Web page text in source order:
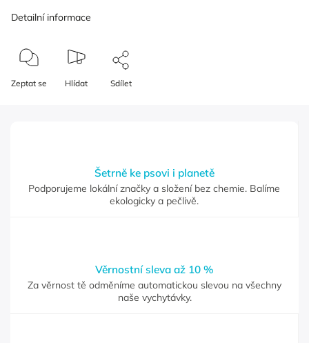
Detailní informace
Zeptat se Hlídat Sdílet
Šetrně ke psovi i planetě
Podporujeme lokální značky a složení bez chemie. Balíme
ekologicky a pečlivě.
Věrnostní sleva až 10 %
Za věrnost tě odměníme automatickou slevou na všechny
naše vychytávky.